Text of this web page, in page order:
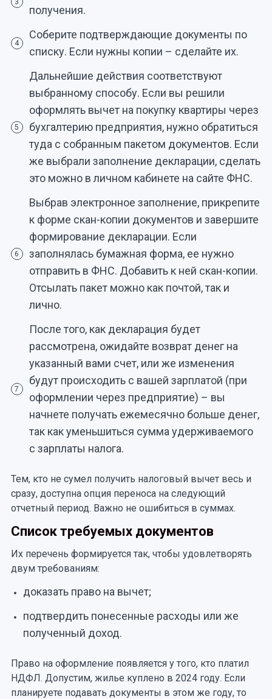
3
получения.
4
Соберите подтверждающие документы по
списку. Если нужны копии – сделайте их.
5
Дальнейшие действия соответствуют
выбранному способу. Если вы решили
оформлять вычет на покупку квартиры через
бухгалтерию предприятия, нужно обратиться
туда с собранным пакетом документов. Если
же выбрали заполнение декларации, сделать
это можно в личном кабинете на сайте ФНС.
6
Выбрав электронное заполнение, прикрепите
к форме скан-копии документов и завершите
формирование декларации. Если
заполнялась бумажная форма, ее нужно
отправить в ФНС. Добавить к ней скан-копии.
Отсылать пакет можно как почтой, так и
лично.
7
После того, как декларация будет
рассмотрена, ожидайте возврат денег на
указанный вами счет, или же изменения
будут происходить с вашей зарплатой (при
оформлении через предприятие) – вы
начнете получать ежемесячно больше денег,
так как уменьшиться сумма удерживаемого
с зарплаты налога.
Тем, кто не сумел получить налоговый вычет весь и
сразу, доступна опция переноса на следующий
отчетный период. Важно не ошибиться в суммах.
Список требуемых документов
Их перечень формируется так, чтобы удовлетворять
двум требованиям:
доказать право на вычет;
подтвердить понесенные расходы или же
полученный доход.
Право на оформление появляется у того, кто платил
НДФЛ. Допустим, жилье куплено в 2024 году. Если
планируете подавать документы в этом же году, то